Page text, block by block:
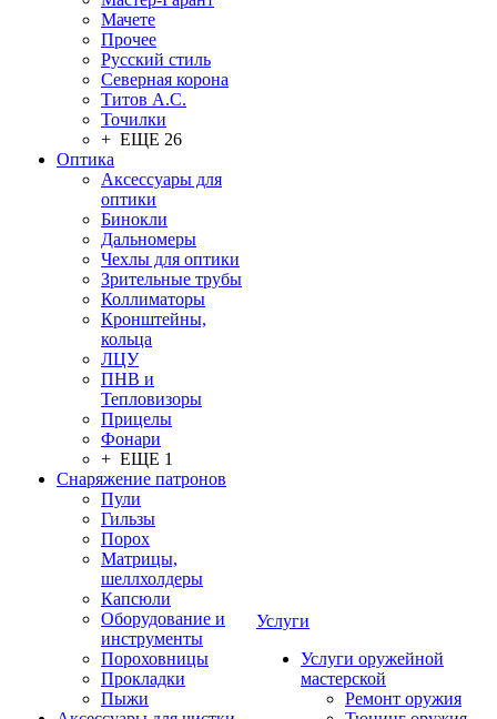
Мачете
Прочее
Русский стиль
Северная корона
Титов А.С.
Точилки
+ ЕЩЕ 26
Оптика
Аксессуары для
оптики
Бинокли
Дальномеры
Чехлы для оптики
Зрительные трубы
Коллиматоры
Кронштейны,
кольца
ЛЦУ
ПНВ и
Тепловизоры
Прицелы
Фонари
+ ЕЩЕ 1
Снаряжение патронов
Пули
Гильзы
Порох
Матрицы,
шеллхолдеры
Капсюли
Оборудование и
инструменты
Пороховницы
Прокладки
Пыжи
Услуги
Услуги оружейной
мастерской
Ремонт оружия